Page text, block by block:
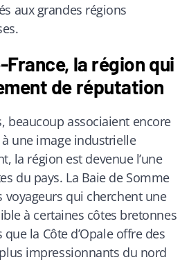
aux grandes régions
la région qui
de réputation
beaucoup associaient encore
une image industrielle
la région est devenue l’une
du pays. La Baie de Somme
qui cherchent une
à certaines côtes bretonnes
que la Côte d’Opale offre des
impressionnants du nord